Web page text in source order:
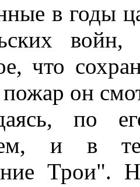
в годы
войн,
что
пожар он
по
и в
Трои".